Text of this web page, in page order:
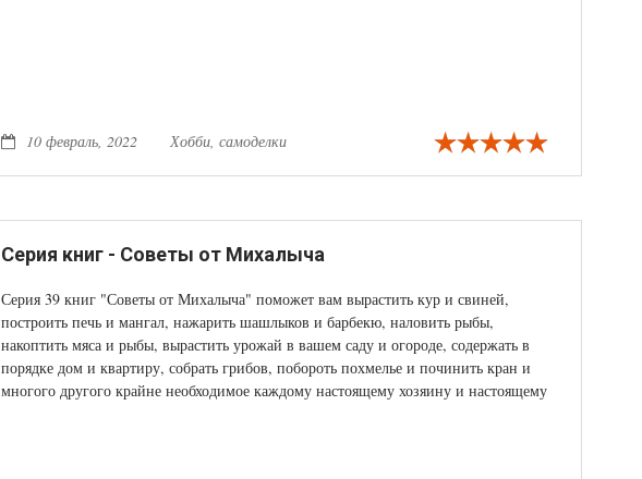
10 февраль, 2022 Хобби, самоделки
Серия книг - Советы от Михалыча
Серия 39 книг "Советы от Михалыча" поможет вам вырастить кур и свиней,
построить печь и мангал, нажарить шашлыков и барбекю, наловить рыбы,
накоптить мяса и рыбы, вырастить урожай в вашем саду и огороде, содержать в
порядке дом и квартиру, собрать грибов, побороть похмелье и починить кран и
многого другого крайне необходимое каждому настоящему хозяину и настоящему